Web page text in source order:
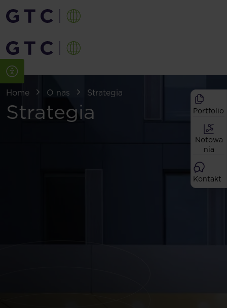
Home O nas Strategia
Strategia Portfolio
Notowa
nia
Kontakt